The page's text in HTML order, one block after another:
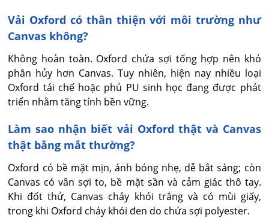
Vải Oxford có thân thiện với môi trường như
Canvas không?
Không hoàn toàn. Oxford chứa sợi tổng hợp nên khó
phân hủy hơn Canvas. Tuy nhiên, hiện nay nhiều loại
Oxford tái chế hoặc phủ PU sinh học đang được phát
triển nhằm tăng tính bền vững.
Làm sao nhận biết vải Oxford thật và Canvas
thật bằng mắt thường?
Oxford có bề mặt mịn, ánh bóng nhẹ, dễ bắt sáng; còn
Canvas có vân sợi to, bề mặt sần và cảm giác thô tay.
Khi đốt thử, Canvas cháy khói trắng và có mùi giấy,
trong khi Oxford cháy khói đen do chứa sợi polyester.